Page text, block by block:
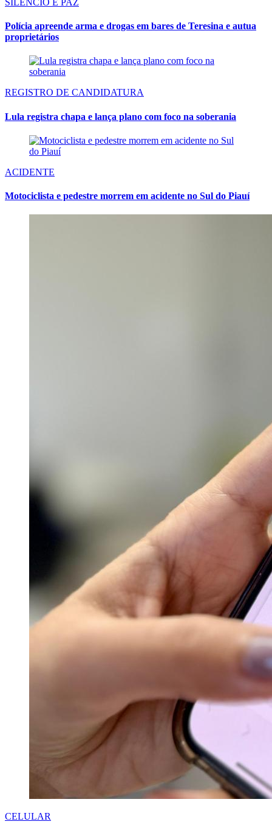
Polícia apreende arma e drogas em bares de Teresina e autua
proprietários
REGISTRO DE CANDIDATURA
Lula registra chapa e lança plano com foco na soberania
ACIDENTE
Motociclista e pedestre morrem em acidente no Sul do Piauí
CELULAR